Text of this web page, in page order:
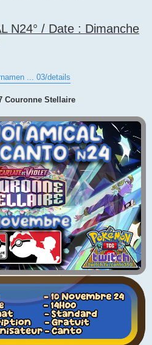
N24° / Date : Dimanche
... 03/details
Couronne Stellaire